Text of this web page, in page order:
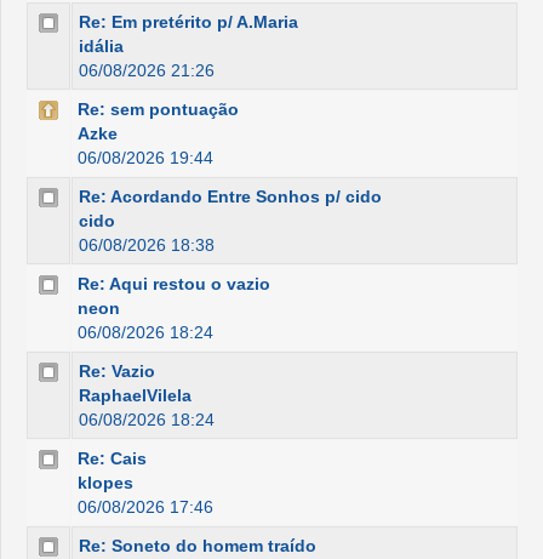
Re: Em pretérito p/ A.Maria
idália
06/08/2026 21:26
Re: sem pontuação
Azke
06/08/2026 19:44
Re: Acordando Entre Sonhos p/ cido
cido
06/08/2026 18:38
Re: Aqui restou o vazio
neon
06/08/2026 18:24
Re: Vazio
RaphaelVilela
06/08/2026 18:24
Re: Cais
klopes
06/08/2026 17:46
Re: Soneto do homem traído